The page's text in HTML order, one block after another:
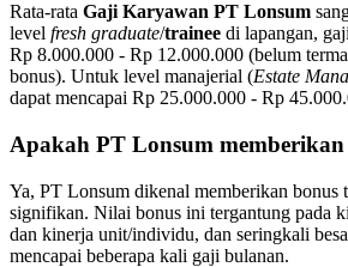
Rata-rata Gaji Karyawan PT Lonsum
level fresh graduate/trainee di lapangan,
Rp 8.000.000 - Rp 12.000.000 (belum
bonus). Untuk level manajerial (Estate
dapat mencapai Rp 25.000.000 - Rp
Apakah PT Lonsum
Ya, PT Lonsum dikenal memberikan bonus
signifikan. Nilai bonus ini tergantung pada
dan kinerja unit/individu, dan seringkali
mencapai beberapa kali gaji bulanan.